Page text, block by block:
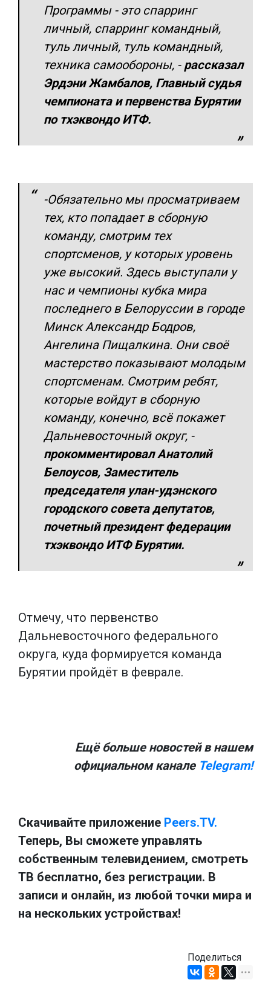
Программы - это спарринг
личный, спарринг командный,
туль личный, туль командный,
техника самообороны, - рассказал
Эрдэни Жамбалов, Главный судья
чемпионата и первенства Бурятии
по тхэквондо ИТФ.
-Обязательно мы просматриваем
тех, кто попадает в сборную
команду, смотрим тех
спортсменов, у которых уровень
уже высокий. Здесь выступали у
нас и чемпионы кубка мира
последнего в Белоруссии в городе
Минск Александр Бодров,
Ангелина Пищалкина. Они своё
мастерство показывают молодым
спортсменам. Смотрим ребят,
которые войдут в сборную
команду, конечно, всё покажет
Дальневосточный округ, -
прокомментировал Анатолий
Белоусов, Заместитель
председателя улан-удэнского
городского совета депутатов,
почетный президент федерации
тхэквондо ИТФ Бурятии.
Отмечу, что первенство
Дальневосточного федерального
округа, куда формируется команда
Бурятии пройдёт в феврале.
Ещё больше новостей в нашем
официальном канале Telegram!
Скачивайте приложение Peers.TV.
Теперь, Вы сможете управлять
собственным телевидением, смотреть
ТВ бесплатно, без регистрации. В
записи и онлайн, из любой точки мира и
на нескольких устройствах!
Поделиться